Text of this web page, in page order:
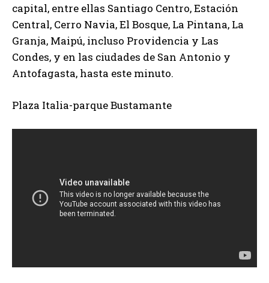
capital, entre ellas Santiago Centro, Estación
Central, Cerro Navia, El Bosque, La Pintana, La
Granja, Maipú, incluso Providencia y Las
Condes, y en las ciudades de San Antonio y
Antofagasta, hasta este minuto.
Plaza Italia-parque Bustamante